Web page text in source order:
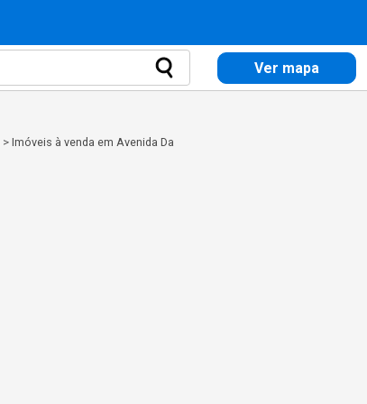
Ver mapa
> Imóveis à venda em Avenida Da